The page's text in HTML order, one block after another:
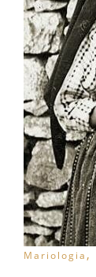
Mariologia ,